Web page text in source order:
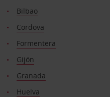
Bilbao
Cordova
Formentera
Gijón
Granada
Huelva